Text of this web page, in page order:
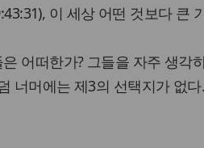
이 세상 어떤 것보다 큰
어떠한가? 그들을 자주 생각
너머에는 제3의 선택지가 없